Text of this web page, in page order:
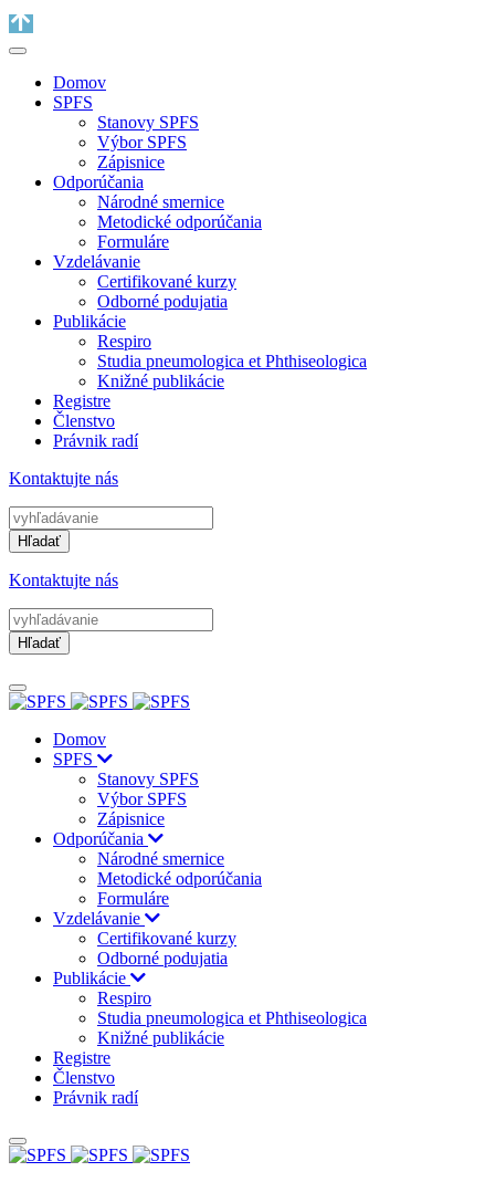
Domov
SPFS
Stanovy SPFS
Výbor SPFS
Zápisnice
Odporúčania
Národné smernice
Metodické odporúčania
Formuláre
Vzdelávanie
Certifikované kurzy
Odborné podujatia
Publikácie
Respiro
Studia pneumologica et Phthiseologica
Knižné publikácie
Registre
Členstvo
Právnik radí
Kontaktujte nás
Hľadať
Kontaktujte nás
Hľadať
Domov
SPFS
Stanovy SPFS
Výbor SPFS
Zápisnice
Odporúčania
Národné smernice
Metodické odporúčania
Formuláre
Vzdelávanie
Certifikované kurzy
Odborné podujatia
Publikácie
Respiro
Studia pneumologica et Phthiseologica
Knižné publikácie
Registre
Členstvo
Právnik radí